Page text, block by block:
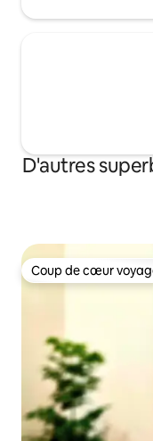
D'autres
Coup de cœur
Coup de cœur